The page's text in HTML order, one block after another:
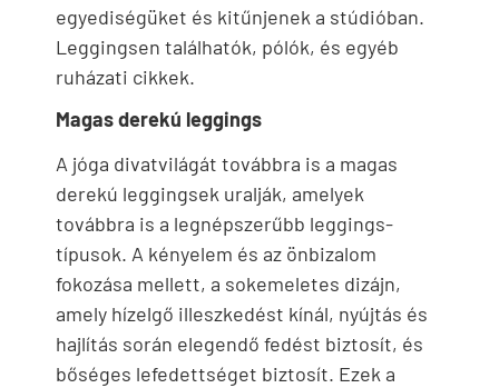
egyediségüket és kitűnjenek a stúdióban.
Leggingsen találhatók, pólók, és egyéb
ruházati cikkek.
Magas derekú leggings
A jóga divatvilágát továbbra is a magas
derekú leggingsek uralják, amelyek
továbbra is a legnépszerűbb leggings-
típusok. A kényelem és az önbizalom
fokozása mellett, a sokemeletes dizájn,
amely hízelgő illeszkedést kínál, nyújtás és
hajlítás során elegendő fedést biztosít, és
bőséges lefedettséget biztosít. Ezek a